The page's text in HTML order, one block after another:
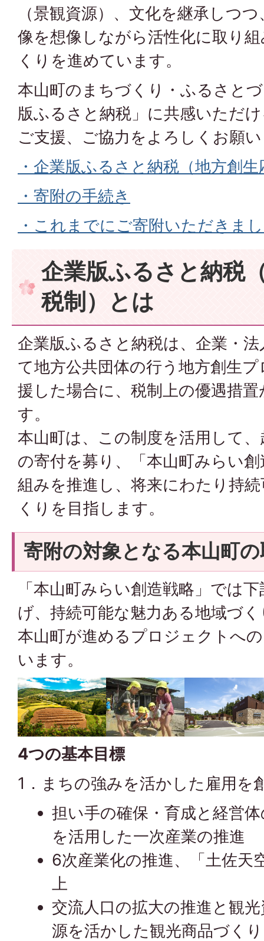
（景観資源）、文化を継承しつ
像を想像しながら活性化に取り
くりを進めています。
本山町のまちづくり・ふるさと
版ふるさと納税」に共感いただ
ご支援、ご協力をよろしくお願
・企業版ふるさと納税（地方創
・寄附の手続き
・これまでにご寄附いただきま
企業版ふるさと納税
税制）とは
企業版ふるさと納税は、企業・
て地方公共団体の行う地方創生
援した場合に、税制上の優遇措
す。
本山町は、この制度を活用して
の寄付を募り、「本山町みらい
組みを推進し、将来にわたり持
くりを目指します。
寄附の対象となる本山町
「本山町みらい創造戦略」では
げ、持続可能な魅力ある地域づ
本山町が進めるプロジェクトへ
います。
4つの基本目標
1．まちの強みを活かした雇用を
担い手の確保・育成と経営
を活用した一次産業の推進
6次産業化の推進、「土佐天
上
交流人口の拡大の推進と観
源を活かした観光商品づく